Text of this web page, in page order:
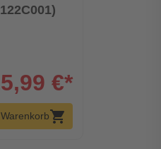
€*
Menge
shopping_cart